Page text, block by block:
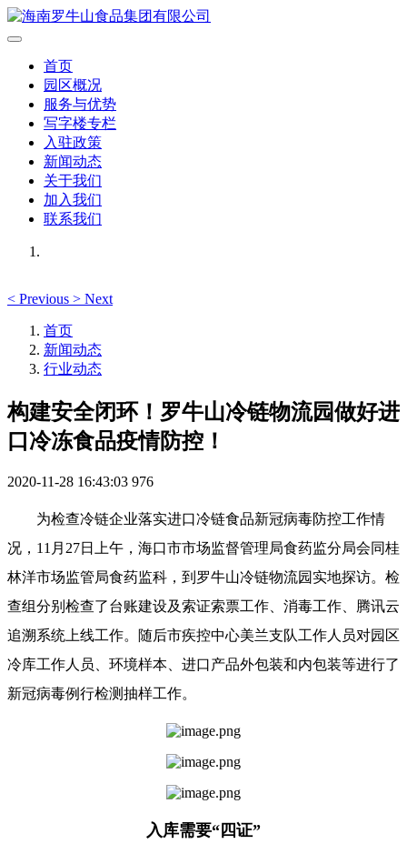
首页
园区概况
服务与优势
写字楼专栏
入驻政策
新闻动态
关于我们
加入我们
联系我们
< Previous > Next
首页
新闻动态
行业动态
构建安全闭环！罗牛山冷链物流园做好进
口冷冻食品疫情防控！
2020-11-28 16:43:03 976
为检查冷链企业落实进口冷链食品新冠病毒防控工作情
况，11月27日上午，海口市市场监督管理局食药监分局会同桂
林洋市场监管局食药监科，到罗牛山冷链物流园实地探访。检
查组分别检查了台账建设及索证索票工作、消毒工作、腾讯云
追溯系统上线工作。随后市疾控中心美兰支队工作人员对园区
冷库工作人员、环境样本、进口产品外包装和内包装等进行了
新冠病毒例行检测抽样工作。
入库需要“四证”